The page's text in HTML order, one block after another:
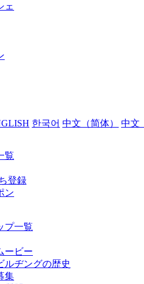
ェ
한국어 中文（简体） 中文
覧
登録
ン
プ一覧
ービー
ルヂングの歴史
集